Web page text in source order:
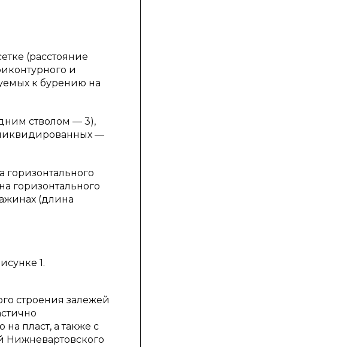
(расстояние
и
к бурению на
стволом — 3),
ликвидированных —
горизонтального
(длина
1.
строения залежей
пласт, а также с
Нижневартовского